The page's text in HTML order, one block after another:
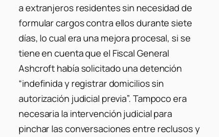
a extranjeros residentes sin necesidad de
formular cargos contra ellos durante siete
días, lo cual era una mejora procesal, si se
tiene en cuenta que el Fiscal General
Ashcroft había solicitado una detención
“indefinida y registrar domicilios sin
autorización judicial previa”. Tampoco era
necesaria la intervención judicial para
pinchar las conversaciones entre reclusos y